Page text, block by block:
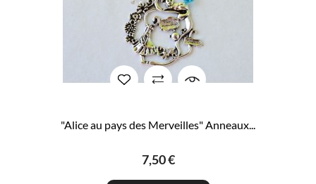
"Alice au pays des Merveilles" Anneaux...
7,50 €